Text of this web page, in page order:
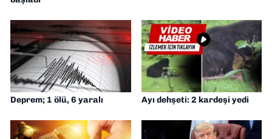
Deprem; 1 ölü, 6 yaralı Ayı dehşeti: 2 kardeşi yedi